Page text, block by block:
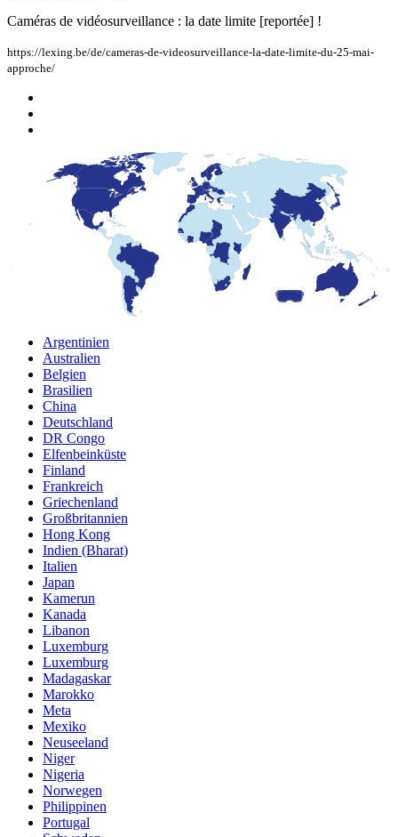
Caméras de vidéosurveillance : la date limite [reportée] !
https://lexing.be/de/cameras-de-videosurveillance-la-date-limite-du-25-mai-
approche/
Argentinien
Australien
Belgien
Brasilien
China
Deutschland
DR Congo
Elfenbeinküste
Finland
Frankreich
Griechenland
Großbritannien
Hong Kong
Indien (Bharat)
Italien
Japan
Kamerun
Kanada
Libanon
Luxemburg
Luxemburg
Madagaskar
Marokko
Meta
Mexiko
Neuseeland
Niger
Nigeria
Norwegen
Philippinen
Portugal